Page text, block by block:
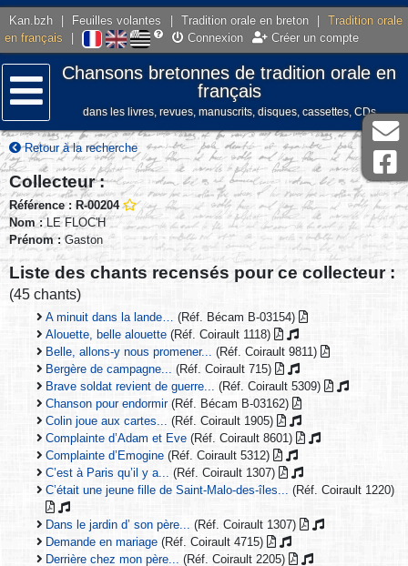
Kan.bzh Feuilles volantes Tradition orale en breton
Tradition orale
en français
Connexion Créer un compte
Menu
Chansons bretonnes de tradition orale en
français
dans les livres, revues, manuscrits, disques, cassettes, CDs
Retour à la recherche
Collecteur :
Référence : R-00204
Nom :LE FLOC'H
Prénom :Gaston
Liste des chants recensés pour ce collecteur :
(45 chants)
A minuit dans la lande… (Réf. Bécam B-03154)
Alouette, belle alouette (Réf. Coirault 1118)
Belle, allons-y nous promener... (Réf. Coirault 9811)
Bergère de campagne... (Réf. Coirault 715)
Brave soldat revient de guerre... (Réf. Coirault 5309)
Chanson pour endormir(Réf. Bécam B-03162)
Colin joue aux cartes... (Réf. Coirault 1905)
Complainte d’Adam et Eve (Réf. Coirault 8601)
Complainte d’Emogine (Réf. Coirault 5312)
C’est à Paris qu’il y a... (Réf. Coirault 1307)
C’était une jeune fille de Saint-Malo-des-îles... (Réf. Coirault 1220)
Dans le jardin d’ son père... (Réf. Coirault 1307)
Demande en mariage (Réf. Coirault 4715)
Derrière chez mon père... (Réf. Coirault 2205)